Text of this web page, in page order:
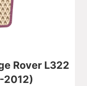
Rover L322
2012)